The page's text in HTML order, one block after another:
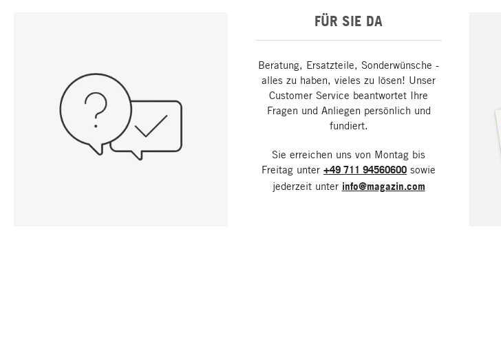
FÜR SIE DA
Beratung, Ersatzteile, Sonderwünsche -
alles zu haben, vieles zu lösen! Unser
Customer Service beantwortet Ihre
Fragen und Anliegen persönlich und
fundiert.
Sie erreichen uns von Montag bis
Freitag unter +49 711 94560600 sowie
jederzeit unter info@magazin.com